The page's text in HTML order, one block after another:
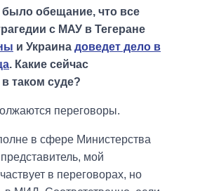
было обещание, что все
с МАУ в Тегеране
и Украина доведет дело в
. Какие сейчас
таком суде?
переговоры.
в сфере Министерства
мой
в переговорах, но